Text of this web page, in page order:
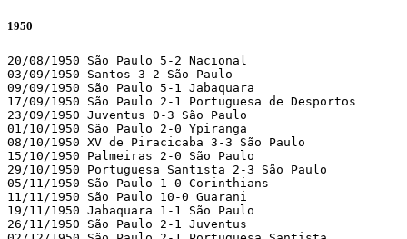
1950
20/08/1950 São Paulo 5-2 Nacional
03/09/1950 Santos 3-2 São Paulo
09/09/1950 São Paulo 5-1 Jabaquara
17/09/1950 São Paulo 2-1 Portuguesa de Desportos
23/09/1950 Juventus 0-3 São Paulo
01/10/1950 São Paulo 2-0 Ypiranga
08/10/1950 XV de Piracicaba 3-3 São Paulo
15/10/1950 Palmeiras 2-0 São Paulo
29/10/1950 Portuguesa Santista 2-3 São Paulo
05/11/1950 São Paulo 1-0 Corinthians
11/11/1950 São Paulo 10-0 Guarani
19/11/1950 Jabaquara 1-1 São Paulo
26/11/1950 São Paulo 2-1 Juventus